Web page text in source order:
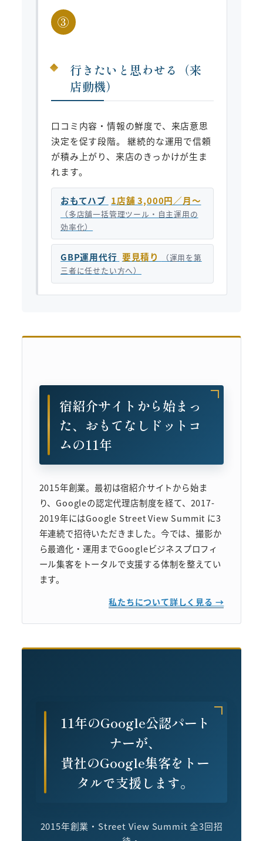
③
行きたいと思わせる（来
店動機）
口コミ内容・情報の鮮度で、来店意思
決定を促す段階。 継続的な運用で信頼
が積み上がり、来店のきっかけが生ま
れます。
おもてハブ 1店舗 3,000円／月〜
（多店舗一括管理ツール・自主運用の
効率化）
GBP運用代行 要見積り
（運用を第
三者に任せたい方へ）
宿紹介サイトから始まっ
た、おもてなしドットコ
ムの11年
2015年創業。最初は宿紹介サイトから始ま
り、Googleの認定代理店制度を経て、2017-
2019年にはGoogle Street View Summit に3
年連続で招待いただきました。今では、撮影か
ら最適化・運用までGoogleビジネスプロフィ
ール集客をトータルで支援する体制を整えてい
ます。
私たちについて詳しく見る →
11年のGoogle公認パート
ナーが、
貴社のGoogle集客をトー
タルで支援します。
2015年創業・Street View Summit 全3回招